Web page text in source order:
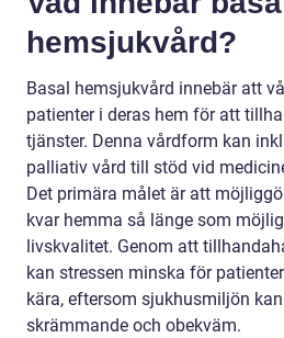
hemsjukvård?
Basal hemsjukvård innebär att
patienter i deras hem för att
tjänster. Denna vårdform kan
palliativ vård till stöd vid
Det primära målet är att
kvar hemma så länge som
livskvalitet. Genom att
kan stressen minska för
kära, eftersom sjukhusmiljön
skrämmande och obekväm.